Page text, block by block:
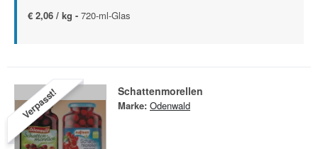
€ 2,06 / kg - 720-ml-Glas
Verpasst! Schattenmorellen
Marke: Odenwald